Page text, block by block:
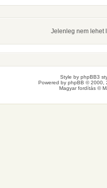
Jelenleg nem lehet
Style by phpBB3
Powered by phpBB © 2000,
Magyar fordítás ©